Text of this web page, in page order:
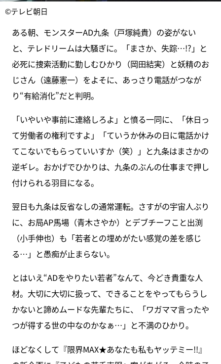
©テレビ朝日
ある朝、モンスターAD九条（戸塚純貴）の姿がない
と、テレドリームは大騒ぎに。「まさか、失踪…!?」と
必死に捜索活動に勤しむひかり（岡田結実）と妖精のお
じさん（遠藤憲一）をよそに、あっさり電話がつなが
り“有給消化”だと判明。
「いやいや事前に連絡しろよ」と憤る一同に、「休日っ
て労働者の権利ですよ」「ていうか休みの日に電話かけ
てこないでもらっていいすか（笑）」と九条はまさかの
逆ギレ。おかげでひかりは、九条のぶんの仕事まで押し
付けられる羽目になる。
翌日も九条は反省なしの通常運転。さすがの宇宙人ぶり
に、お局AP馬場（青木さやか）とデブチーフこと出渕
（小手伸也）も「若者との埋めがたい感覚の差を感じ
る…」と愚痴が止まらない。
とはいえ“ADをやりたい若者”なんて、今どき貴重な人
材。大切に大切に扱って、できることをやってもらうし
かないと諦めムードな先輩たちに、「ワガママ言ったや
つが得する世の中なのかなぁ…」と不満のひかり。
ほどなくして『限界MAX★あなたも私もヤッテミー!!』